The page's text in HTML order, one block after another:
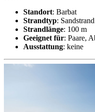
Standort: Barbat
Strandtyp: Sandstrand
Strandlänge: 100 m
Geeignet für: Paare,
Ausstattung: keine